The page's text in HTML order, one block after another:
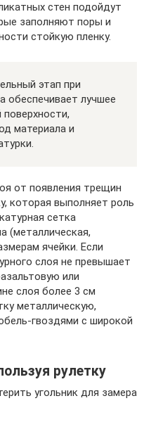
стен подойдут
заполняют поры и
стойкую пленку.
этап при
обеспечивает лучшее
материала и
от появления трещин
которая выполняет роль
сетка
(металлическая,
ячейки. Если
слоя не превышает
или
слоя более 3 см
металлическую,
гвоздями с широкой
рулетку
угольник для замера